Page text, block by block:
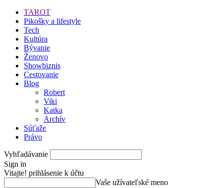
TAROT
Pikošky a lifestyle
Tech
Kultúra
Bývanie
Ženovo
Showbiznis
Cestovanie
Blog
Robert
Viki
Katka
Archív
Súťaže
Právo
Vyhľadávanie
Sign in
Vitajte! prihlásenie k účtu
Vaše užívateľské meno